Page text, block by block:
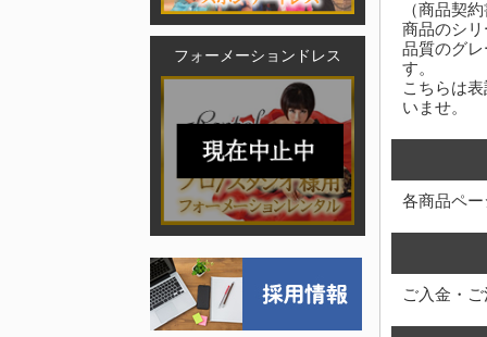
フォーメーションドレス
（商品契
商品のシ
品質のグ
す。
こちらは
いませ。
各商品ペ
ご入金・